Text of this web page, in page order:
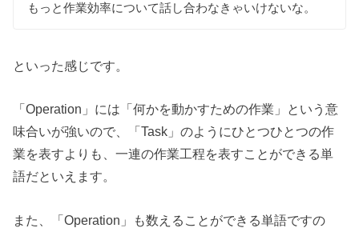
もっと作業効率について話し合わなきゃいけないな。
といった感じです。
「Operation」には「何かを動かすための作業」という意
味合いが強いので、「Task」のようにひとつひとつの作
業を表すよりも、一連の作業工程を表すことができる単
語だといえます。
また、「Operation」も数えることができる単語ですの